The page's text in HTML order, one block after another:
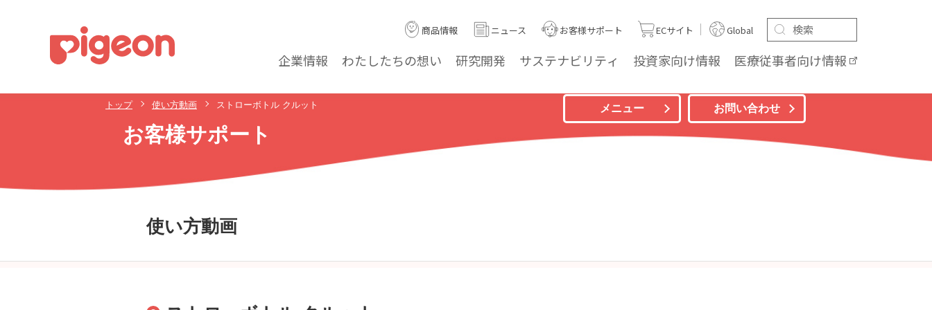
企業情報 わたしたちの想い 研究開発 サステナビリティ 投資家向け情報 医療従事者向け情報
商品情報 ニュース お客様サポート ECサイト Global
トップ 使い方動画 ストローボトル クルット
お客様サポート
メニュー お問い合わせ
使い方動画